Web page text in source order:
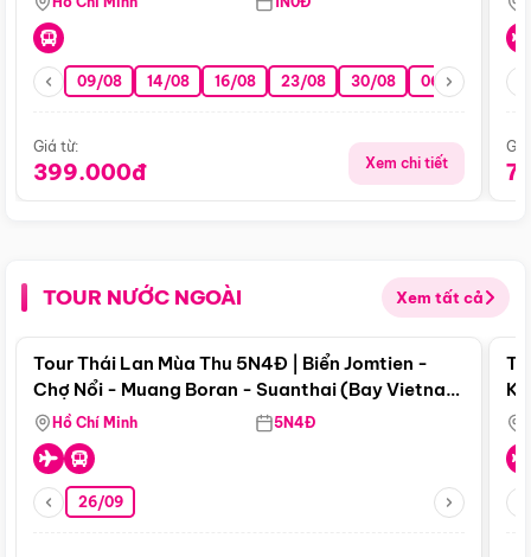
09/08 14/08 16/08 23/08 30/08 06/09 13/09
Giá từ:
399.000đ Xem chi tiết
TOUR NƯỚC NGOÀI Xem tất cả
Điểm nổi bật
Tour Thái Lan Mùa Thu 5N4Đ | Biển Jomtien -
Chợ Nổi - Muang Boran - Suanthai (Bay Vietnam
Airlines)
Hồ Chí Minh 5N4Đ
26/09